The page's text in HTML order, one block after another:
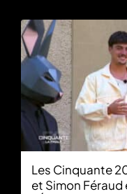
Les Cinquante
et Simon Féraud